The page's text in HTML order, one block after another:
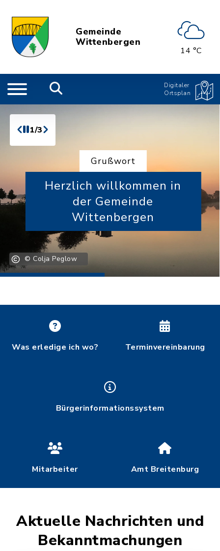
Gemeinde
Wittenbergen
14 °C
Digitaler
Ortsplan
Grußwort
Herzlich willkommen in
der Gemeinde
Wittenbergen
© Colja Peglow
Was erledige ich wo? Terminvereinbarung
Bürgerinformationssystem
Mitarbeiter Amt Breitenburg
1/3
Aktuelle Nachrichten und
Bekanntmachungen